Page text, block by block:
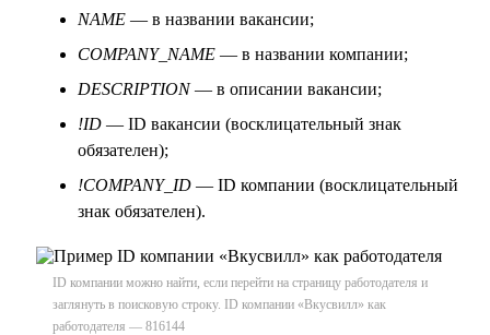
NAME — в названии вакансии;
COMPANY_NAME — в названии компании;
DESCRIPTION— в описании вакансии;
!ID — ID вакансии (восклицательный знак
обязателен);
!COMPANY_ID — ID компании (восклицательный
знак обязателен).
ID компании можно найти, если перейти на страницу работодателя и
заглянуть в поисковую строку. ID компании «Вкусвилл» как
работодателя — 816144